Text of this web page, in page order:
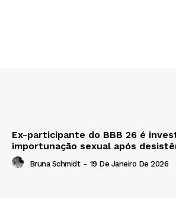
Ex-participante do BBB 26 é
importunação sexual após
Bruna Schmidt - 19 De Janeiro De 2026